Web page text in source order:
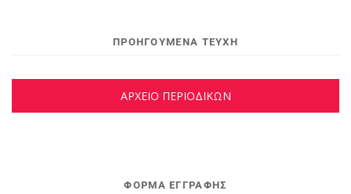
ΠΡΟΗΓΟΥΜΕΝΑ ΤΕΥΧΗ
ΑΡΧΕΙΟ ΠΕΡΙΟΔΙΚΩΝ
ΦΌΡΜΑ ΕΓΓΡΑΦΉΣ